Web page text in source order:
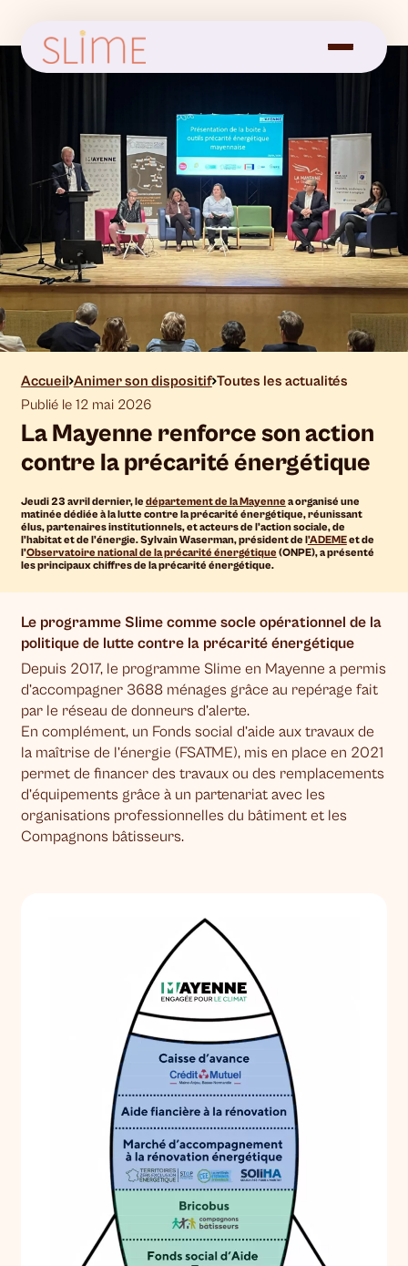
Accueil Animer son dispositif Toutes les actualités
Publié le 12 mai 2026
La Mayenne renforce son action
contre la précarité énergétique
Jeudi 23 avril dernier, le département de la Mayenne a organisé une
matinée dédiée à la lutte contre la précarité énergétique, réunissant
élus, partenaires institutionnels, et acteurs de l’action sociale, de
l’habitat et de l’énergie. Sylvain Waserman, président de l’ADEMEet de
l’Observatoire national de la précarité énergétique (ONPE), a présenté
les principaux chiffres de la précarité énergétique.
Le programme Slime comme socle opérationnel de la
politique de lutte contre la précarité énergétique
Depuis 2017, le programme Slime en Mayenne a permis
d’accompagner 3688 ménages grâce au repérage fait
par le réseau de donneurs d’alerte.
En complément, un Fonds social d’aide aux travaux de
la maîtrise de l’énergie (FSATME), mis en place en 2021
permet de financer des travaux ou des remplacements
d’équipements grâce à un partenariat avec les
organisations professionnelles du bâtiment et les
Compagnons bâtisseurs.